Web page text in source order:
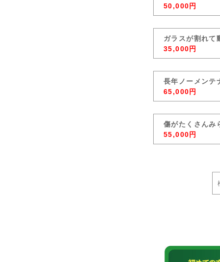
50,000円
ガラスが割れて
35,000円
長年ノーメンテ
65,000円
傷がたくさんみ
55,000円